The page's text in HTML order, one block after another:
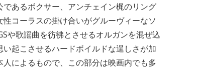
あるボクサー、アンチェイン梶のリング
コーラスの掛け合いがグルーヴィーなソ
や歌謡曲を彷彿とさせるオルガンを混ぜ込
起こさせるハードボイルドな逞しさが加
によるもので、この部分は映画内でも多